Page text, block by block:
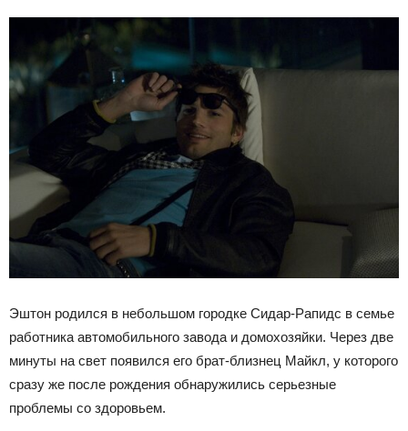
Эштон родился в небольшом городке Сидар-Рапидс в семье
работника автомобильного завода и домохозяйки. Через две
минуты на свет появился его брат-близнец Майкл, у которого
сразу же после рождения обнаружились серьезные
проблемы со здоровьем.